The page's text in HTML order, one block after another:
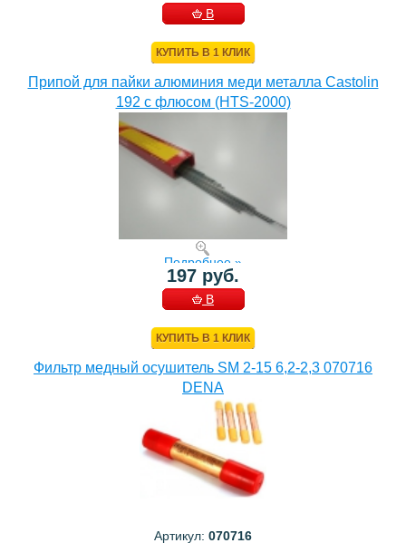
В
КУПИТЬ В 1 КЛИК
Припой для пайки алюминия меди металла Castolin
192 с флюсом (HTS-2000)
Подробнее »
197 руб.
В
КУПИТЬ В 1 КЛИК
Фильтр медный осушитель SM 2-15 6,2-2,3 070716
DENA
Артикул: 070716